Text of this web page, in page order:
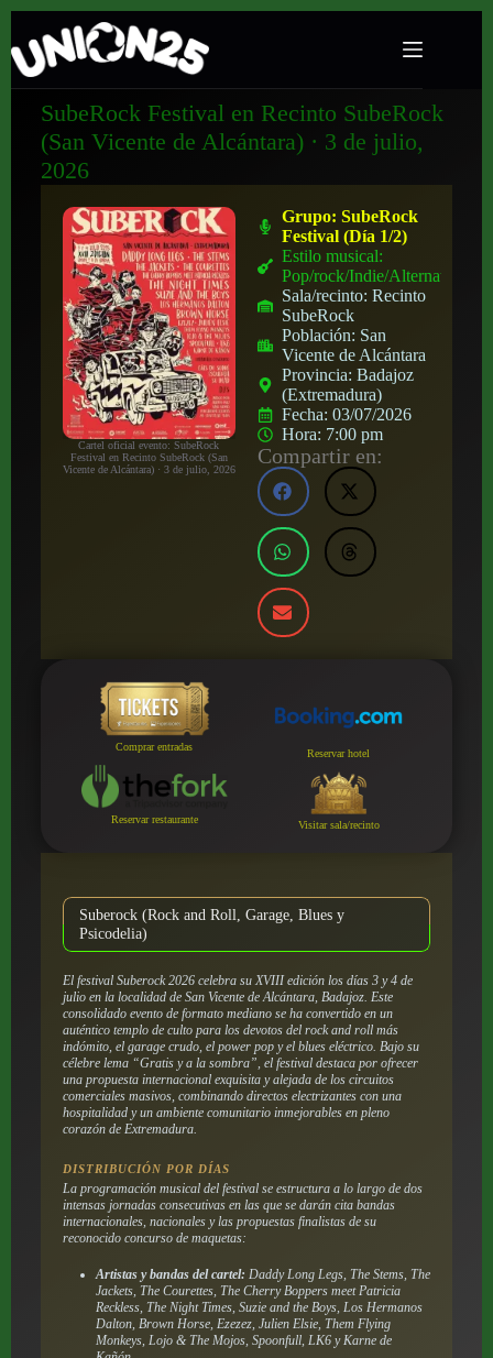
SubeRock Festival en Recinto SubeRock
(San Vicente de Alcántara) · 3 de julio,
2026
Cartel oficial evento: SubeRock
Festival en Recinto SubeRock (San
Vicente de Alcántara) · 3 de julio, 2026
Grupo:SubeRock
Festival (Día 1/2)
Estilo musical:
Pop/rock/Indie/Alternativo
Sala/recinto:Recinto
SubeRock
Población: San
Vicente de Alcántara
Provincia:Badajoz
(Extremadura)
Fecha:03/07/2026
Hora: 7:00 pm
Compartir en:
Comprar entradas
Reservar hotel
Reservar restaurante Visitar sala/recinto
Suberock (Rock and Roll, Garage, Blues y
Psicodelia)
El festival Suberock 2026 celebra su XVIII edición los días 3 y 4 de
julio en la localidad de San Vicente de Alcántara, Badajoz. Este
consolidado evento de formato mediano se ha convertido en un
auténtico templo de culto para los devotos del rock and roll más
indómito, el garage crudo, el power pop y el blues eléctrico. Bajo su
célebre lema “Gratis y a la sombra”, el festival destaca por ofrecer
una propuesta internacional exquisita y alejada de los circuitos
comerciales masivos, combinando directos electrizantes con una
hospitalidad y un ambiente comunitario inmejorables en pleno
corazón de Extremadura.
DISTRIBUCIÓN POR DÍAS
La programación musical del festival se estructura a lo largo de dos
intensas jornadas consecutivas en las que se darán cita bandas
internacionales, nacionales y las propuestas finalistas de su
reconocido concurso de maquetas:
Artistas y bandas del cartel: Daddy Long Legs, The Stems, The
Jackets, The Courettes, The Cherry Boppers meet Patricia
Reckless, The Night Times, Suzie and the Boys, Los Hermanos
Dalton, Brown Horse, Ezezez, Julien Elsie, Them Flying
Monkeys, Lojo & The Mojos, Spoonfull, LK6 y Karne de